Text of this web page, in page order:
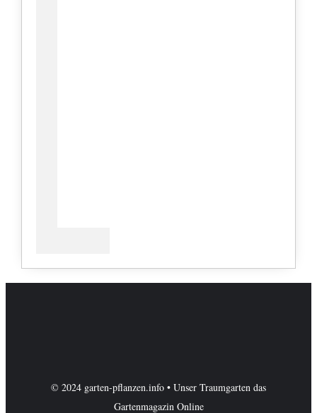
© 2024 garten-pflanzen.info • Unser Traumgarten das
Gartenmagazin Online